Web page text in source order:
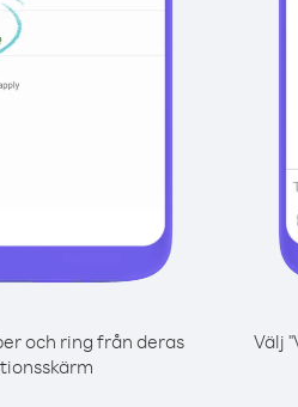
och ring från deras
Välj